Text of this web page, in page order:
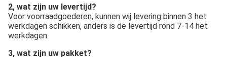
3, wat zijn uw pakket?
Gewoonlijk worden de goederen verpakt met PE film in
karton. Het gewicht is 20-25kg netto per karton. 500KG in